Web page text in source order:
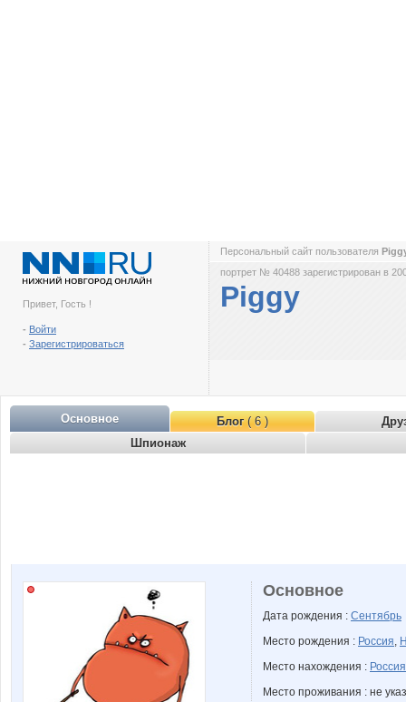
Привет, Гость !
- Войти
- Зарегистрироваться
Персональный сайт пользователя
портрет № 40488 зарегистрирован в
Piggy
Основное Блог( 6 )
Шпионаж
Основное
Дата рождения : Сентябрь
Место рождения : Россия,
Место нахождения : Россия
Место проживания : не